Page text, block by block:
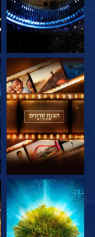
בדוק את הסדרה
בדוק את הסדרה